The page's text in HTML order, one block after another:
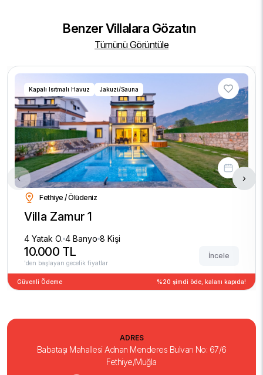
Benzer Villalara Gözatın
Tümünü Görüntüle
Kapalı Isıtmalı Havuz Jakuzi/Sauna
Fethiye / Ölüdeniz
Villa Zamur 1
4 Yatak O. 4 Banyo 8 Kişi
10.000 TL
'den başlayan gecelik fiyatlar
İncele
Güvenli Ödeme %20 şimdi öde, kalanı kapıda!
‹ ›
ADRES
Babataşı Mahallesi Adnan Menderes Bulvarı No: 67/6
Fethiye/Muğla